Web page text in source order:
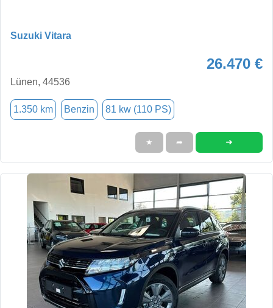
Suzuki Vitara
26.470 €
Lünen, 44536
1.350 km Benzin 81 kw (110 PS)
★ ➦ ➜